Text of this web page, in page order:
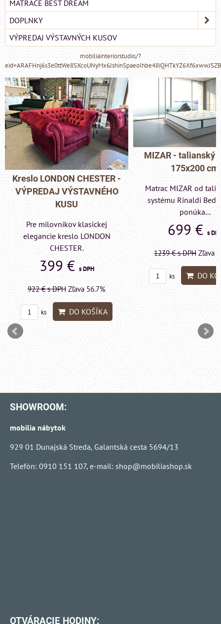
MATRACE BEST DREAM
DOPLNKY
VÝPREDAJ VÝSTAVNÝCH KUSOV
mobiliainteriorstudio/?
Kreslo LONDON CHESTER -
VÝPREDAJ VÝSTAVNÉHO
KUSU
Pre milovníkov klasickej
elegancie kreslo LONDON
CHESTER.
399 €s DPH
922 €s DPH Zľava 56.7%
ks DO KOŠÍKA
MIZAR - talianský
175x200 cm
Matrac MIZAR od
systému Rinaldi Bed
ponúka...
699 €s
1239 €s DPH Zľava
ks DO
SHOWROOM:
mobilia nábytok
929 01 Dunajská Streda, Galantská cesta 5694/13
Telefón: 0910 151 107, e-mail: shop@mobiliashop.sk
OTVÁRACIE HODINY: